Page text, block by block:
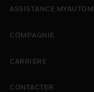
ASSISTANCE
COMPAGNIE
CARRIÈRE
CONTACTER